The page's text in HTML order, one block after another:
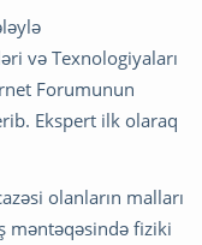
və Texnologiyaları
Forumunun
Ekspert ilk olaraq
olanların malları
məntəqəsində fiziki